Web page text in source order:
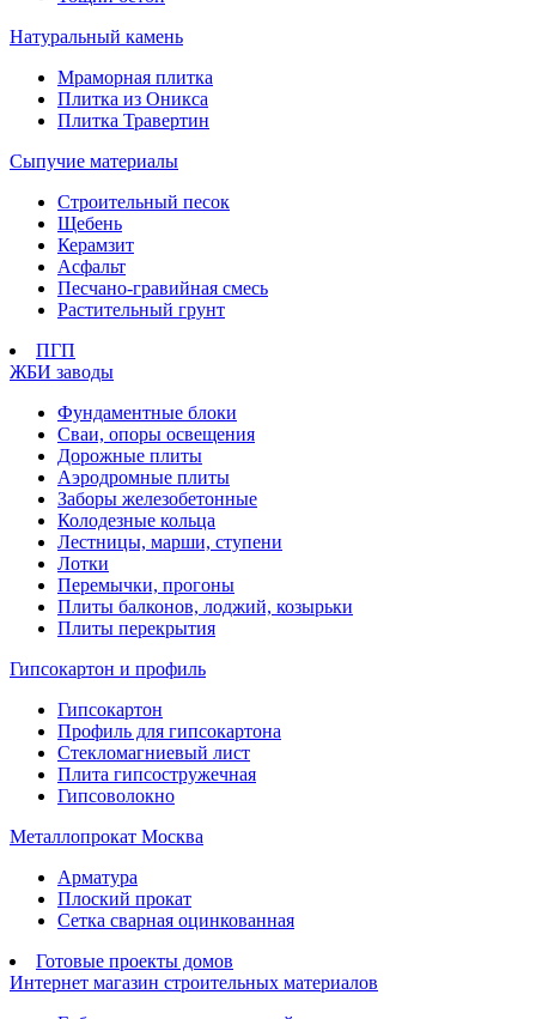
Натуральный камень
Мраморная плитка
Плитка из Оникса
Плитка Травертин
Сыпучие материалы
Строительный песок
Щебень
Керамзит
Асфальт
Песчано-гравийная смесь
Растительный грунт
ПГП
ЖБИ заводы
Фундаментные блоки
Сваи, опоры освещения
Дорожные плиты
Аэродромные плиты
Заборы железобетонные
Колодезные кольца
Лестницы, марши, ступени
Лотки
Перемычки, прогоны
Плиты балконов, лоджий, козырьки
Плиты перекрытия
Гипсокартон и профиль
Гипсокартон
Профиль для гипсокартона
Стекломагниевый лист
Плита гипсостружечная
Гипсоволокно
Металлопрокат Москва
Арматура
Плоский прокат
Сетка сварная оцинкованная
Готовые проекты домов
Интернет магазин строительных материалов